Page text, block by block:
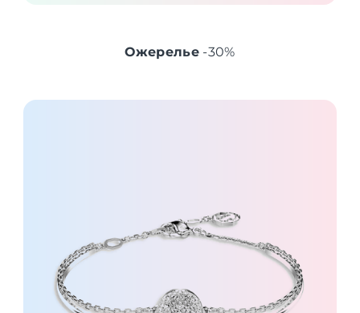
Ожерелье-30%